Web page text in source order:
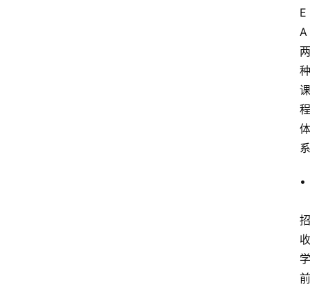
E
A
两
种
课
程
体
系
•
招
收
学
前